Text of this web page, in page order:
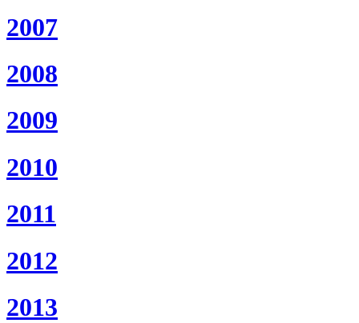
2007
2008
2009
2010
2011
2012
2013